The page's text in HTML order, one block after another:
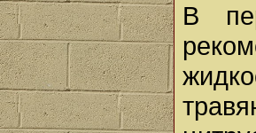
В